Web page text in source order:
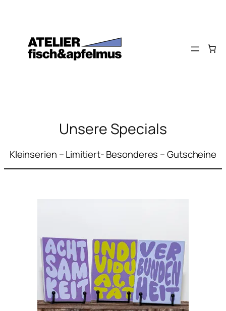
springen
Unsere Specials
Kleinserien – Limitiert- Besonderes – Gutscheine